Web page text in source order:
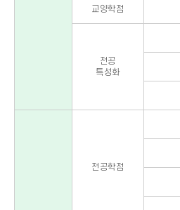
교양학점
전공
특성화
전공학점